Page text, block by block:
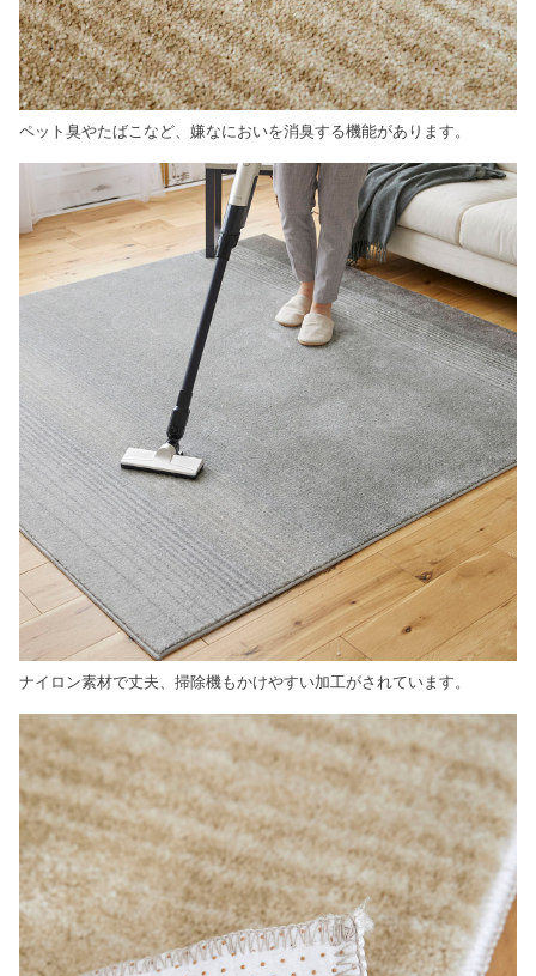
ペット臭やたばこなど、嫌なにおいを消臭する機能があります。
ナイロン素材で丈夫、掃除機もかけやすい加工がされています。